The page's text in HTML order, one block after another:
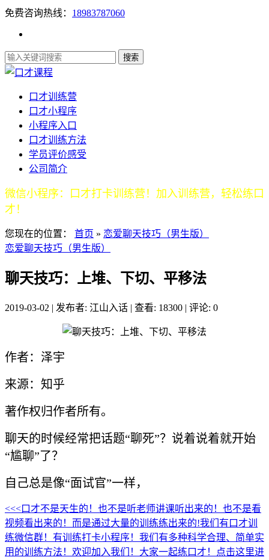
免费咨询热线： 18983787060
口才训练营
口才小程序
小程序入口
口才训练方法
学员评价感受
公司简介
微信小程序：口才打卡训练营！加入训练营，轻松练口
才！
您现在的位置： 首页 » 恋爱聊天技巧（男生版）
恋爱聊天技巧（男生版）
聊天技巧：上堆、下切、平移法
2019-03-02 | 发布者: 江山入话 | 查看: 18300 | 评论: 0
作者：泽宇
来源：知乎
著作权归作者所有。
聊天的时候经常把话题“聊死”？说着说着就开始
“尴聊”了？
自己总是像“面试官”一样，
<<<口才不是天生的！也不是听老师讲课听出来的！也不是看
视频看出来的！而是通过大量的训练练出来的!我们有口才训
练微信群！有训练打卡小程序！我们有多种科学合理、简单实
用的训练方法！欢迎加入我们！大家一起练口才！点击这里进